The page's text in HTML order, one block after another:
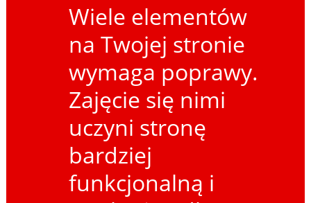
Wiele elementów
na Twojej stronie
wymaga poprawy.
Zajęcie się nimi
uczyni stronę
bardziej
funkcjonalną i